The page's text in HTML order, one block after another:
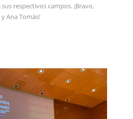
respectivos campos. ¡Bravo,
Ana Tomás!